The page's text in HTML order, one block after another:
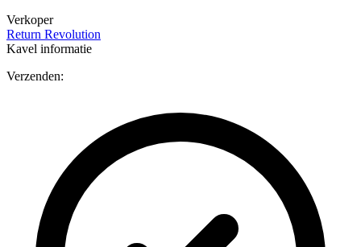
Verkoper
Return Revolution
Kavel informatie
Verzenden: